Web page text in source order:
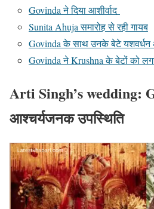
Govinda ने दिया आशीर्वाद
Sunita Ahuja समारोह से रही गायब
Govinda के साथ उनके बेटे यशवर्धन
Govinda ने Krushna के बेटों को
Arti Singh’s wedding:
आश्चर्यजनक उपस्थिति